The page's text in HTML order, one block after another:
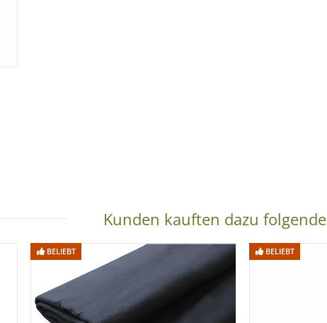
Kunden kauften dazu
BELIEBT BELIEBT